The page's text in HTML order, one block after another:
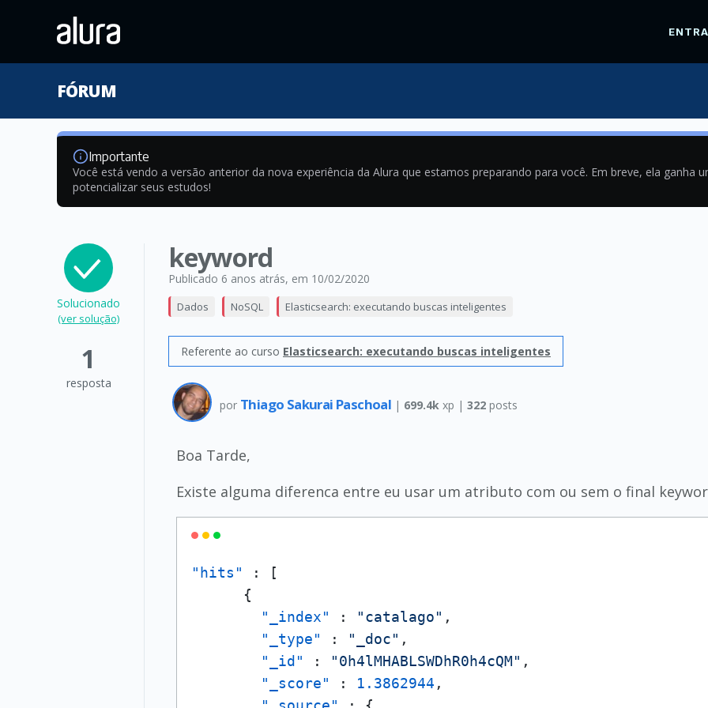
FÓRUM
Importante
Você está vendo a versão anterior da nova experiência da Alura que estamos preparando para você. Em breve, ela ganha
potencializar seus estudos!
Solucionado
(ver solução)
1
resposta
keyword
Publicado 6 anos atrás, em 10/02/2020
Dados NoSQL Elasticsearch: executando buscas inteligentes
Referente ao curso Elasticsearch: executando buscas inteligentes
por Thiago Sakurai Paschoal | 699.4k xp | 322posts
Boa Tarde,
Existe alguma diferenca entre eu usar um atributo com ou sem o final
"hits" :
[
{
"_index"
: "catalago" ,
"_type"
: "_doc" ,
"_id"
: "0h4lMHABLSWDhR0h4cQM" ,
"_score"
: 1.3862944 ,